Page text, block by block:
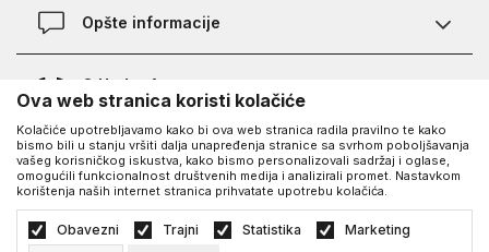
Kontakt
Opšte informacije
Provjera statusa porudžbine
Najčešća pitanja
Kako kupiti
Zamjena veličine i zamjena artikla
O Under Armour-u
O nama - priča o UA
Saznajte više o UA
Karijera
Blog
UA Social
Facebook
©2026https://www.underarmour.ba/, IzradaNB SOFT. Sva prava zadržana.
Politika privatnosti
Uslovi korišćenja
Ova web stranica koristi kolačiće
Kolačiće upotrebljavamo kako bi ova web stranica radila pravilno te kako
bismo bili u stanju vršiti dalja unapređenja stranice sa svrhom poboljšavanja
vašeg korisničkog iskustva, kako bismo personalizovali sadržaj i oglase,
omogućili funkcionalnost društvenih medija i analizirali promet. Nastavkom
korištenja naših internet stranica prihvatate upotrebu kolačića.
Obavezni Trajni Statistika Marketing